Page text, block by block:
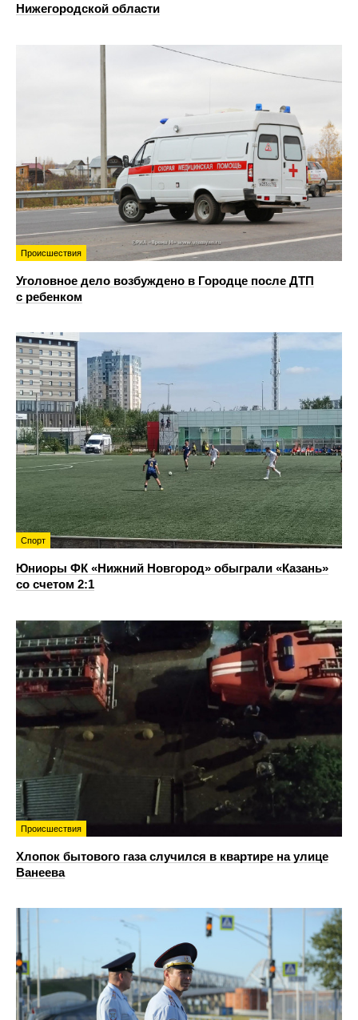
Нижегородской области
Происшествия
Уголовное дело возбуждено в Городце после ДТП
с ребенком
Спорт
Юниоры ФК «Нижний Новгород» обыграли «Казань»
со счетом 2:1
Происшествия
Хлопок бытового газа случился в квартире на улице
Ванеева